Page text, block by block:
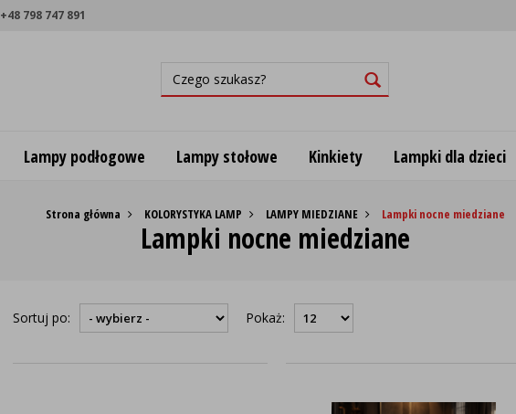
+48 798 747 891
Lampy podłogowe Lampy stołowe Kinkiety Lampki dla dzieci
Strona główna KOLORYSTYKA LAMP LAMPY MIEDZIANE Lampki nocne miedziane
Lampki nocne miedziane
Sortuj po: Pokaż: